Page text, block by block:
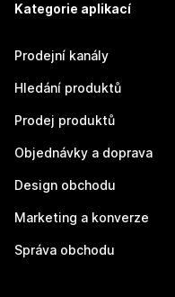
Kategorie aplikací
Prodejní kanály
Hledání produktů
Prodej produktů
Objednávky a doprava
Design obchodu
Marketing a konverze
Správa obchodu